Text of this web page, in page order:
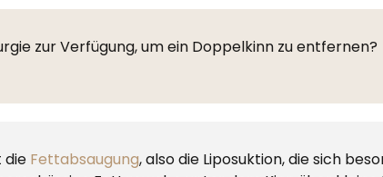
zur Verfügung, um ein Doppelkinn zu entfernen?
die Fettabsaugung, also die Liposuktion, die sich